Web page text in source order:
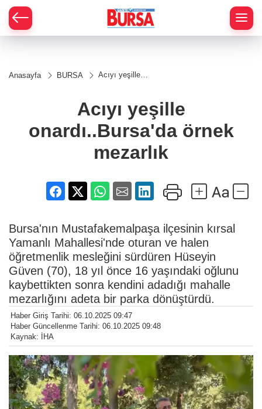
Anasayfa BURSA
Acıyı yeşille
Acıyı yeşille
onardı..Bursa'da örnek
mezarlık
Bursa'nın Mustafakemalpaşa ilçesinin kırsal
Yamanlı Mahallesi'nde oturan ve halen
öğretmenlik mesleğini sürdüren Hüseyin
Güven (70), 18 yıl önce 16 yaşındaki oğlunu
kaybettikten sonra kendini adadığı mahalle
mezarlığını adeta bir parka dönüştürdü.
Haber Giriş Tarihi: 06.10.2025 09:47
Haber Güncellenme Tarihi: 06.10.2025 09:48
Kaynak: İHA